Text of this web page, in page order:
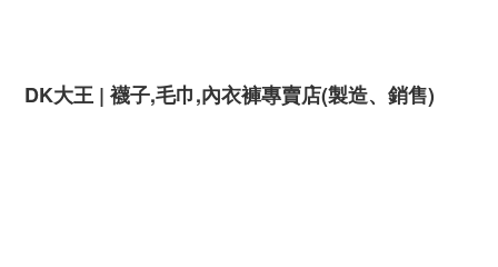
DK大王 | 襪子,毛巾 ,內衣褲專賣店(製造、銷售)